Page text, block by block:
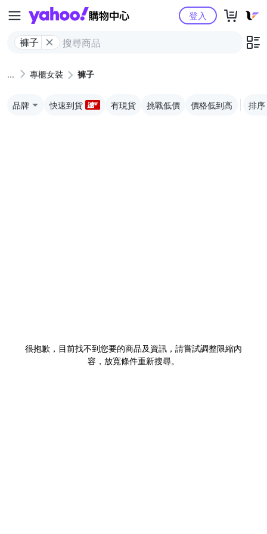
Yahoo購物中心
褲子
登入
專櫃女裝 褲子
品牌 快速到貨 有現貨 挑戰低價 價格低到高 排序
很抱歉，目前找不到您要的商品及資訊，請嘗試調整限縮內
容，放寬條件重新搜尋。